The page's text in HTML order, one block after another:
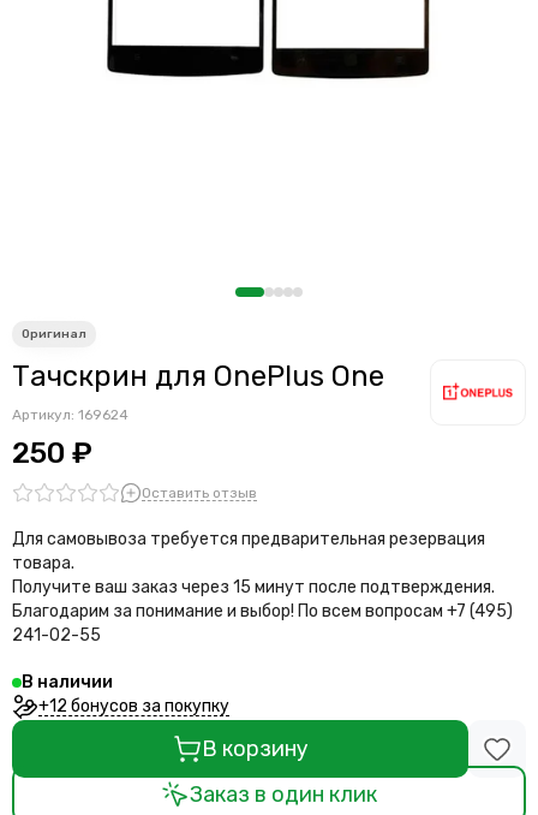
Считыватели, держатели SIM-карты, защелки батареи
Звонки, динамики и вибро
Тачскрин для OnePlus One
Артикул: 169624
250 ₽
Оставить отзыв
Для самовывоза требуется предварительная резервация
товара.
Получите ваш заказ через 15 минут после подтверждения.
Благодарим за понимание и выбор! По всем вопросам +7 (495)
241-02-55
В наличии
+12 бонусов за покупку
В корзину
Заказ в один клик